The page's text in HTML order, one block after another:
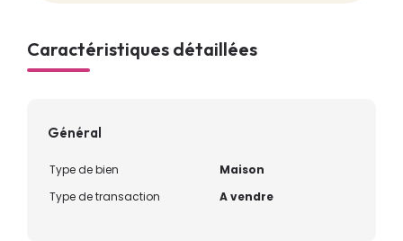
Caractéristiques détaillées
Général
Type de bien
Maison
Type de transaction
A vendre